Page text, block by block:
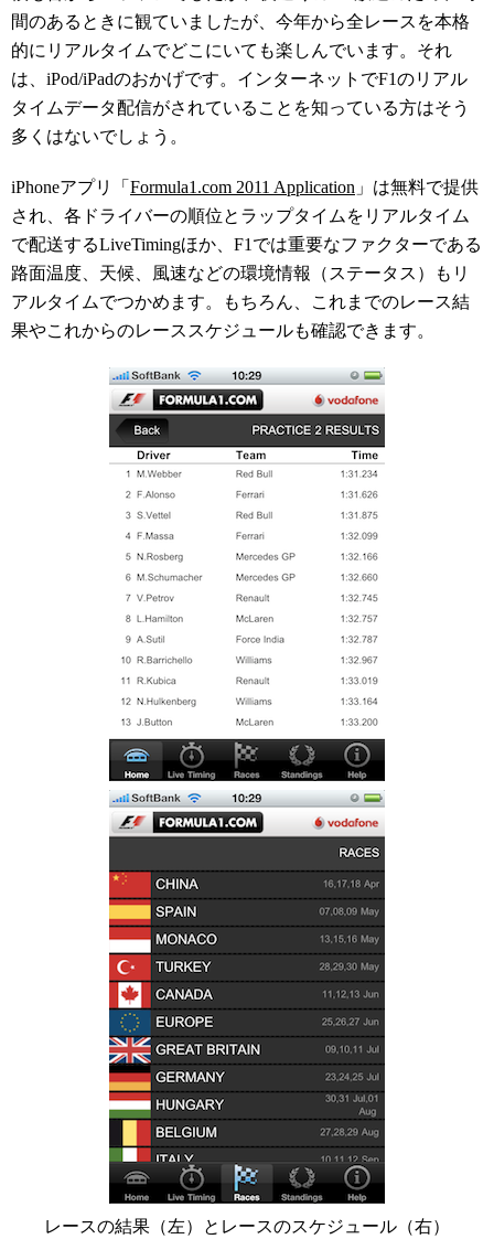
間のあるときに観ていましたが、今年から全レースを本格
的にリアルタイムでどこにいても楽しんでいます。それ
は、iPod/iPadのおかげです。インターネットでF1のリアル
タイムデータ配信がされていることを知っている方はそう
多くはないでしょう。
iPhoneアプリ「 Formula1.com 2011 Application 」は無料で提供
され、各ドライバーの順位とラップタイムをリアルタイム
で配送するLiveTimingほか、F1では重要なファクターである
路面温度、天候、風速などの環境情報（ステータス）もリ
アルタイムでつかめます。もちろん、これまでのレース結
果やこれからのレーススケジュールも確認できます。
レースの結果（左）とレースのスケジュール（右）